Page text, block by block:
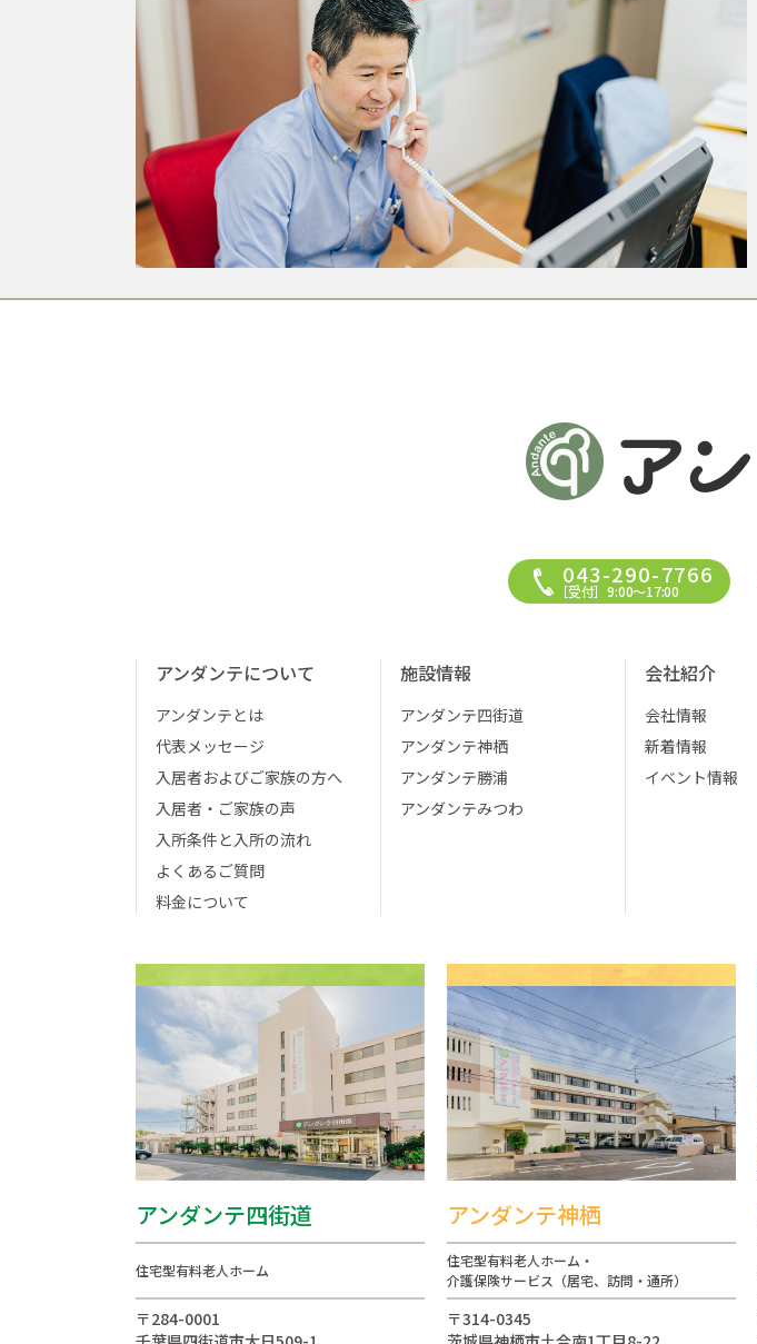
043-290-7766
［受付］9:00～17:00
アンダンテについて
アンダンテとは
代表メッセージ
入居者およびご家族の方へ
入居者・ご家族の声
入所条件と入所の流れ
よくあるご質問
料金について
施設情報
アンダンテ四街道
アンダンテ神栖
アンダンテ勝浦
アンダンテみつわ
会社紹介
会社情報
新着情報
イベント情報
アンダンテ四街道
住宅型有料老人ホーム
〒284-0001
アンダンテ神栖
住宅型有料老人ホーム・
介護保険サービス（居宅、訪問・通所）
〒314-0345